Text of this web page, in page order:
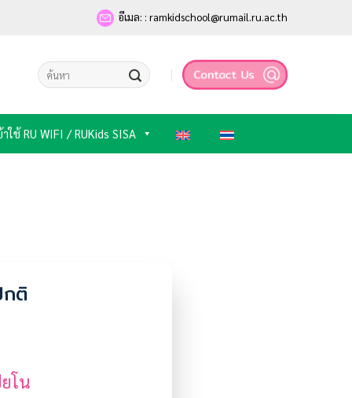
อีเมล: : ramkidschool@rumail.ru.ac.th
าใช้ RU WIFI / RUKids SISA
ติ
โน